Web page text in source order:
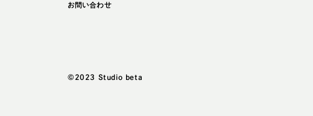
お問い合わせ
©2023 Studio beta